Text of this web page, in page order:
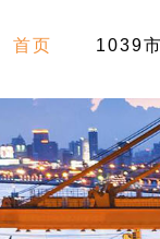
首页 1039